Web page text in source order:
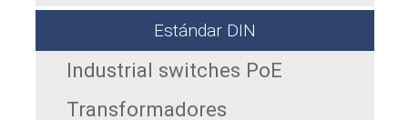
Estándar DIN
Industrial switches PoE
Transformadores